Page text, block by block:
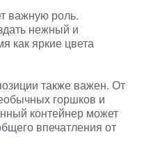
важную роль.
нежный и
как яркие цвета
также важен. От
горшков и
контейнер может
впечатления от